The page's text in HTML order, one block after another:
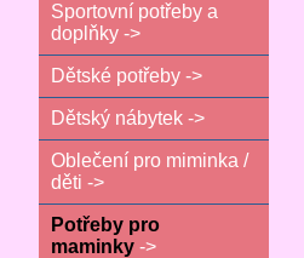
Sportovní potřeby a
doplňky ->
Dětské potřeby ->
Dětský nábytek ->
Oblečení pro miminka /
děti ->
Potřeby pro
maminky ->